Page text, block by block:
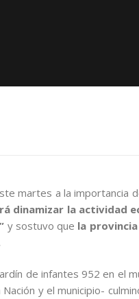
martes a la importancia
dinamizar la actividad
y sostuvo que la
de infantes 952 en el
y el municipio-